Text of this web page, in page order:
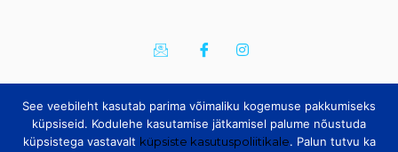
See veebileht kasutab parima võimaliku kogemuse pakkumiseks
küpsiseid. Kodulehe kasutamise jätkamisel palume nõustuda
küpsistega vastavalt küpsiste kasutuspoliitikale. Palun tutvu ka